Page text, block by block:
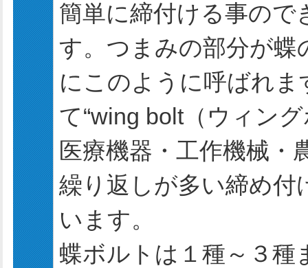
簡単に締付ける事の
す。つまみの部分が
にこのように呼ばれ
て“wing bolt（ウィン
医療機器・工作機械・
繰り返しが多い締め付
います。
蝶ボルトは１種～３種